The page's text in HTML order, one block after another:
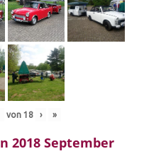
von 18 › »
2018 September